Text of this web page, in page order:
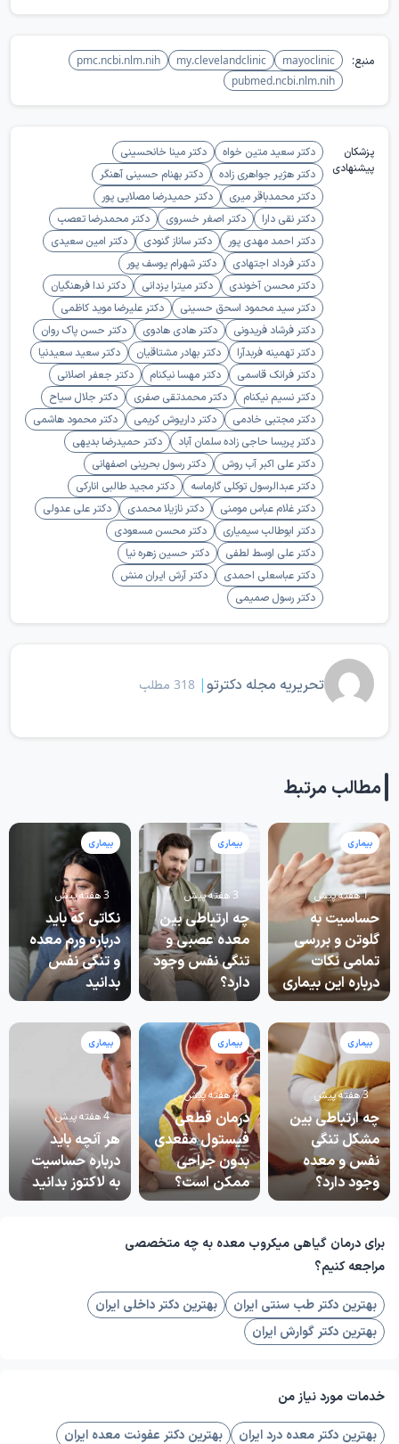
منبع: mayoclinic
my.clevelandclinic
pmc.ncbi.nlm.nih
pubmed.ncbi.nlm.nih
پزشکان
پیشنهادی
دکتر سعید متین خواه
دکتر مینا خانحسینی
دکتر هژیر جواهری زاده
دکتر بهنام حسینی آهنگر
دکتر محمدباقر میری
دکتر حمیدرضا مصلایی پور
دکتر نقی دارا
دکتر اصغر خسروی
دکتر محمدرضا تعصب
دکتر احمد مهدی پور
دکتر ساناز گنودی
دکتر امین سعیدی
دکتر فرداد اجتهادی
دکتر شهرام یوسف پور
دکتر محسن آخوندی
دکتر میترا یزدانی
دکتر ندا فرهنگیان
دکتر سید محمود اسحق حسینی
دکتر علیرضا موید کاظمی
دکتر فرشاد فریدونی
دکتر هادی هادوی
دکتر حسن پاک روان
دکتر تهمینه فربدآرا
دکتر بهادر مشتاقیان
دکتر سعید سعیدنیا
دکتر فرانک قاسمی
دکتر مهسا نیکنام
دکتر جعفر اصلانی
دکتر نسیم نیکنام
دکتر محمدتقی صفری
دکتر جلال سیاح
دکتر مجتبی خادمی
دکتر داریوش کریمی
دکتر محمود هاشمی
دکتر پریسا حاجی زاده سلمان آباد
دکتر حمیدرضا بدیهی
دکتر علی اکبر آب روش
دکتر رسول بحرینی اصفهانی
دکتر عبدالرسول توکلی گارماسه
دکتر مجید طالبی انارکی
دکتر غلام عباس مومنی
دکتر نازیلا محمدی
دکتر علی عدولی
دکتر ابوطالب سیمیاری
دکتر محسن مسعودی
دکتر علی اوسط لطفی
دکتر حسین زهره نیا
دکتر عباسعلی احمدی
دکتر آرش ایران منش
دکتر رسول صمیمی
تحریریه مجله دکترتو| 318 مطلب
مطالب مرتبط
بیماری
حساسیت به
گلوتن و بررسی
تمامی نکات
درباره این بیماری
1 هفته پیش
بیماری
چه ارتباطی بین
معده عصبی و
تنگی نفس وجود
دارد؟
3 هفته پیش
بیماری
نکاتی که باید
درباره ورم معده
و تنگی نفس
بدانید
3 هفته پیش
بیماری
چه ارتباطی بین
مشکل تنگی
نفس و معده
وجود دارد؟
3 هفته پیش
بیماری
درمان قطعی
فیستول مقعدی
بدون جراحی
ممکن است؟
4 هفته پیش
بیماری
هر آنچه باید
درباره حساسیت
به لاکتوز بدانید
4 هفته پیش
برای درمان گیاهی میکروب معده به چه متخصصی
مراجعه کنیم؟
بهترین دکتر طب سنتی ایران
بهترین دکتر داخلی ایران
بهترین دکتر گوارش ایران
خدمات مورد نیاز من
بهترین دکتر معده درد ایران بهترین دکتر عفونت معده ایران